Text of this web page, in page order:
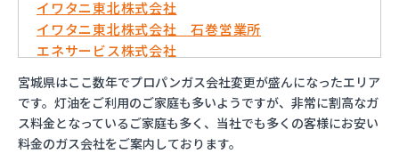
イワタニ東北株式会社
イワタニ東北株式会社 石巻営業所
エネサービス株式会社
エネックスジャパン株式会社 岩沼営業所
エネックスジャパン株式会社 仙台営業所
カガク興商株式会社
カガク興商株式会社 充填所
宮城県はここ数年でプロパンガス会社変更が盛んになったエリア
です。灯油をご利用のご家庭も多いようですが、非常に割高なガ
ス料金となっているご家庭も多く、当社でも多くの客様にお安い
料金のガス会社をご案内しております。